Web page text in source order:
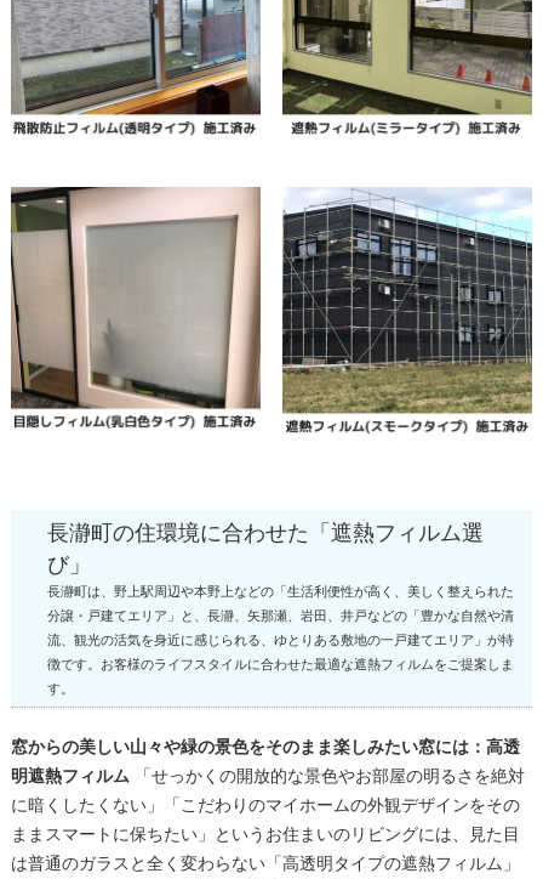
長瀞町の住環境に合わせた「遮熱フィルム選
び」
長瀞町は、野上駅周辺や本野上などの「生活利便性が高く、美しく整えられた
分譲・戸建てエリア」と、長瀞、矢那瀬、岩田、井戸などの「豊かな自然や清
流、観光の活気を身近に感じられる、ゆとりある敷地の一戸建てエリア」が特
徴です。お客様のライフスタイルに合わせた最適な遮熱フィルムをご提案しま
す。
窓からの美しい山々や緑の景色をそのまま楽しみたい窓には：高透
明遮熱フィルム「せっかくの開放的な景色やお部屋の明るさを絶対
に暗くしたくない」「こだわりのマイホームの外観デザインをその
ままスマートに保ちたい」というお住まいのリビングには、見た目
は普通のガラスと全く変わらない「高透明タイプの遮熱フィルム」